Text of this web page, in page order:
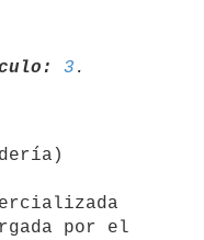
3
por el